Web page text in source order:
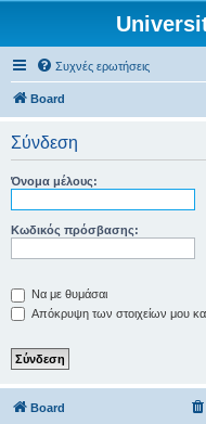
Συχνές ερωτήσεις
Board
Σύνδεση
Όνομα μέλους:
Κωδικός πρόσβασης:
Να με θυμάσαι
Απόκρυψη των στοιχείων μου
Board